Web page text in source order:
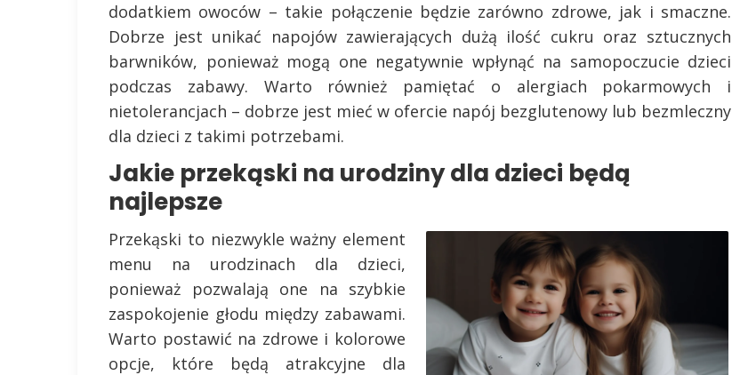
dodatkiem owoców – takie połączenie będzie zarówno zdrowe, jak i smaczne.
Dobrze jest unikać napojów zawierających dużą ilość cukru oraz sztucznych
barwników, ponieważ mogą one negatywnie wpłynąć na samopoczucie dzieci
podczas zabawy. Warto również pamiętać o alergiach pokarmowych i
nietolerancjach – dobrze jest mieć w ofercie napój bezglutenowy lub bezmleczny
dla dzieci z takimi potrzebami.
Jakie przekąski na urodziny dla dzieci będą
najlepsze
Przekąski to niezwykle ważny element
menu na urodzinach dla dzieci,
ponieważ pozwalają one na szybkie
zaspokojenie głodu między zabawami.
Warto postawić na zdrowe i kolorowe
opcje, które będą atrakcyjne dla